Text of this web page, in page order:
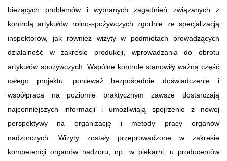
bieżących problemów i wybranych zagadnień związanych z
kontrolą artykułów rolno-spożywczych zgodnie ze specjalizacją
inspektorów, jak również wizyty w podmiotach prowadzących
działalność w zakresie produkcji, wprowadzania do obrotu
artykułów spożywczych. Wspólne kontrole stanowiły ważną część
całego projektu, ponieważ bezpośrednie doświadczenie i
współpraca na poziomie praktycznym zawsze dostarczają
najcenniejszych informacji i umożliwiają spojrzenie z nowej
perspektywy na organizację i metody pracy organów
nadzorczych. Wizyty zostały przeprowadzone w zakresie
kompetencji organów nadzoru, np. w piekarni, u producentów